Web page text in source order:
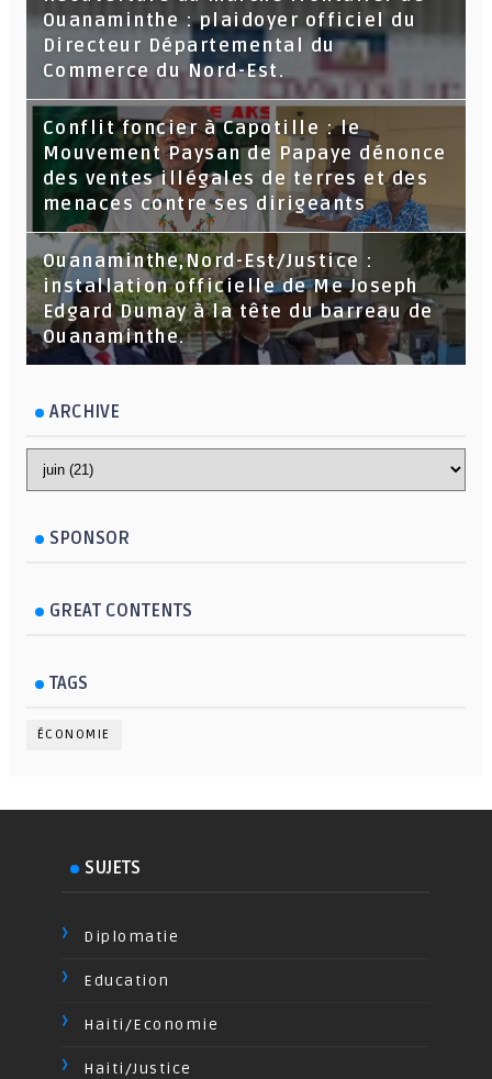
Ouanaminthe : plaidoyer officiel du
Directeur Départemental du
Commerce du Nord-Est.
Conflit foncier à Capotille : le
Mouvement Paysan de Papaye dénonce
des ventes illégales de terres et des
menaces contre ses dirigeants
Ouanaminthe,Nord-Est/Justice :
installation officielle de Me Joseph
Edgard Dumay à la tête du barreau de
Ouanaminthe.
ARCHIVE
SPONSOR
GREAT CONTENTS
TAGS
ÉCONOMIE
SUJETS
Diplomatie
Education
Haiti/Economie
Haiti/Justice